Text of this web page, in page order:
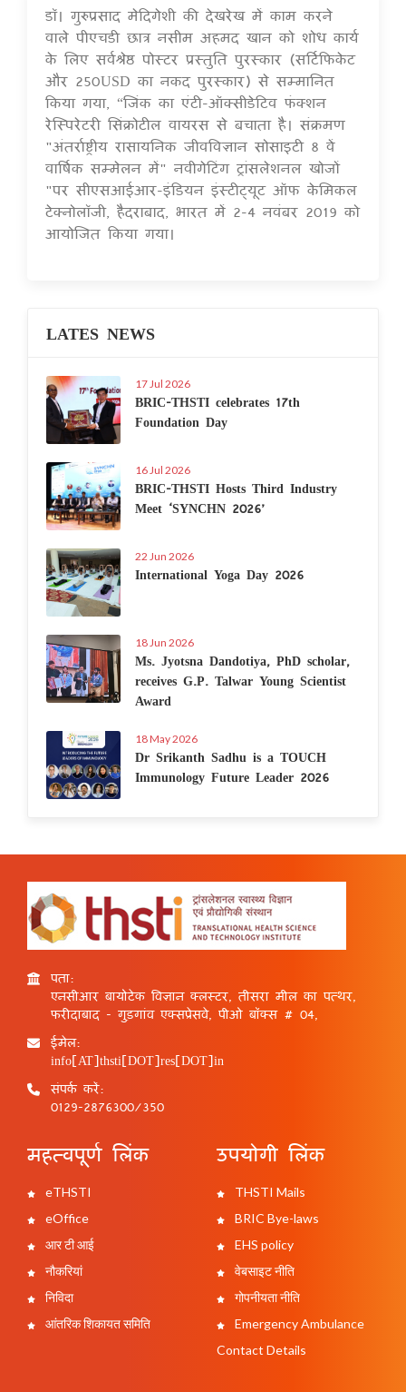
16 Jul 2020
डॉ। गुरुप्रसाद मेदिगेशी की देखरेख में काम करने
वाले पीएचडी छात्र नसीम अहमद खान को शोध कार्य
के लिए सर्वश्रेष्ठ पोस्टर प्रस्तुति पुरस्कार (सर्टिफिकेट
और 250USD का नकद पुरस्कार) से सम्मानित
किया गया, “जिंक का एंटी-ऑक्सीडेटिव फंक्शन
रेस्पिरेटरी सिंक्रोटील वायरस से बचाता है। संक्रमण
"अंतर्राष्ट्रीय रासायनिक जीवविज्ञान सोसाइटी 8 वें
वार्षिक सम्मेलन में" नवीगेटिंग ट्रांसलेशनल खोजों
"पर सीएसआईआर-इंडियन इंस्टीट्यूट ऑफ केमिकल
टेक्नोलॉजी, हैदराबाद, भारत में 2-4 नवंबर 2019 को
आयोजित किया गया।
LATES NEWS
17 Jul 2026
BRIC-THSTI celebrates 17th
Foundation Day
16 Jul 2026
BRIC-THSTI Hosts Third Industry
Meet ‘SYNCHN 2026’
22 Jun 2026
International Yoga Day 2026
18 Jun 2026
Ms. Jyotsna Dandotiya, PhD scholar,
receives G.P. Talwar Young Scientist
Award
18 May 2026
Dr Srikanth Sadhu is a TOUCH
Immunology Future Leader 2026
पता:
एनसीआर बायोटेक विज्ञान क्लस्टर, तीसरा मील का पत्थर,
फरीदाबाद - गुड़गांव एक्सप्रेसवे, पीओ बॉक्स # 04,
ईमेल:
info[AT]thsti[DOT]res[DOT]in
संपर्क करें:
0129-2876300/350
महत्वपूर्ण लिंक
eTHSTI
eOffice
आर टी आई
नौकरियां
निविदा
आंतरिक शिकायत समिति
उपयोगी लिंक
THSTI Mails
BRIC Bye-laws
EHS policy
वेबसाइट नीति
गोपनीयता नीति
Emergency Ambulance
Contact Details